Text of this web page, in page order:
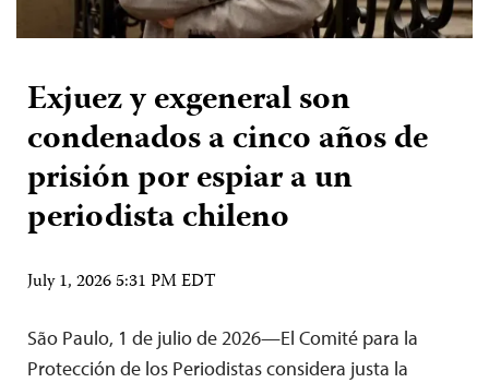
Exjuez y exgeneral son
condenados a cinco años de
prisión por espiar a un
periodista chileno
July 1, 2026 5:31 PM EDT
São Paulo, 1 de julio de 2026—El Comité para la
Protección de los Periodistas considera justa la